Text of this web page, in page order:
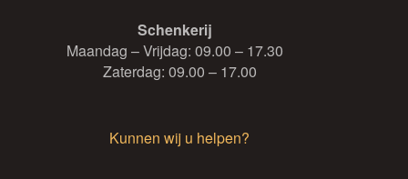
Schenkerij
Maandag – Vrijdag: 09.00 – 17.30
Zaterdag: 09.00 – 17.00
Kunnen wij u helpen?